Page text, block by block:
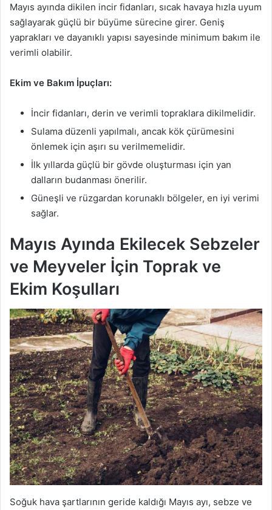
Mayıs ayında dikilen incir fidanları, sıcak havaya hızla uyum
sağlayarak güçlü bir büyüme sürecine girer. Geniş
yaprakları ve dayanıklı yapısı sayesinde minimum bakım ile
verimli olabilir.
Ekim ve Bakım İpuçları:
İncir fidanları, derin ve verimli topraklara dikilmelidir.
Sulama düzenli yapılmalı, ancak kök çürümesini
önlemek için aşırı su verilmemelidir.
İlk yıllarda güçlü bir gövde oluşturması için yan
dalların budanması önerilir.
Güneşli ve rüzgardan korunaklı bölgeler, en iyi verimi
sağlar.
Mayıs Ayında Ekilecek Sebzeler
ve Meyveler İçin Toprak ve
Ekim Koşulları
Soğuk hava şartlarının geride kaldığı Mayıs ayı, sebze ve